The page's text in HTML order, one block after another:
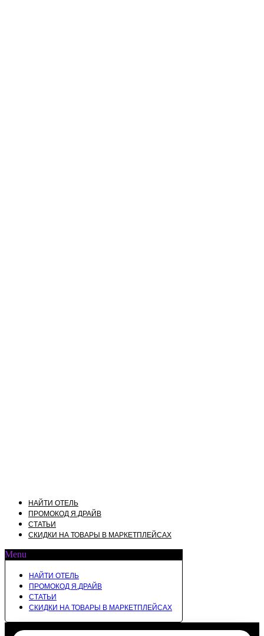
НАЙТИ ОТЕЛЬ
ПРОМОКОД Я.ДРАЙВ
СТАТЬИ
СКИДКИ НА ТОВАРЫ В МАРКЕТПЛЕЙСАХ
Menu
НАЙТИ ОТЕЛЬ
ПРОМОКОД Я.ДРАЙВ
СТАТЬИ
СКИДКИ НА ТОВАРЫ В МАРКЕТПЛЕЙСАХ